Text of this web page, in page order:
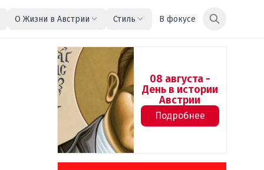
О Жизни в Австрии Стиль В фокусе
08 августа -
День в истории
Австрии
Подробнее